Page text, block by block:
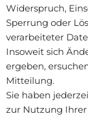
Widerspruch,
Sperrung oder
verarbeiteter
Insoweit sich
ergeben,
Mitteilung.
Sie haben
zur Nutzung